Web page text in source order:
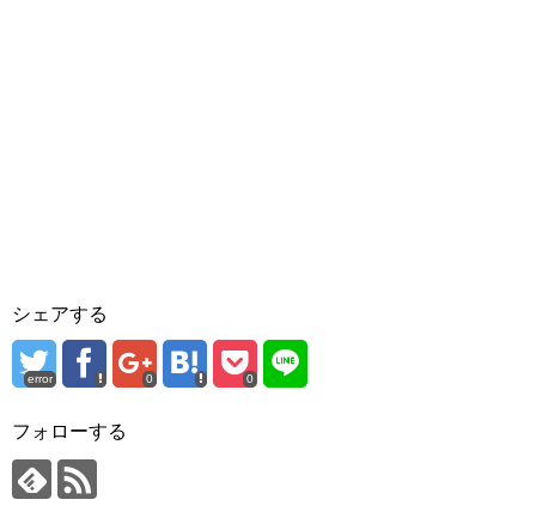
シェアする
error 0 0
フォローする